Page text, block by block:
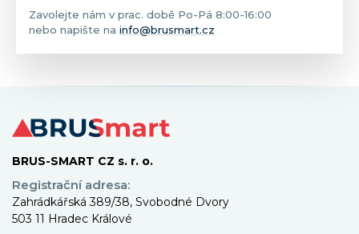
Zavolejte nám v prac. době Po-Pá 8:00-16:00
nebo napište na info@brusmart.cz
BRUS-SMART CZ s. r. o.
Registrační adresa:
Zahrádkářská 389/38, Svobodné Dvory
503 11 Hradec Králové